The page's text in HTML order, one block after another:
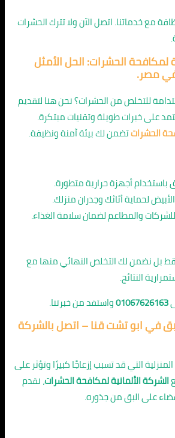
مع خدماتنا. اتصل الآن ولا تترك الحشرات
لمكافحة الحشرات: الحل الأمثل
مصر.
للتخلص من الحشرات؟ نحن هنا لتقديم
على خبرات طويلة وتقنيات مبتكرة.
الحشراتتضمن لك بيئة آمنة ونظيفة.
باستخدام أجهزة حرارية متطورة.
لحماية أثاثك وجدران منزلك.
والمطاعم لضمان سلامة الغذاء.
بل نضمن لك التخلص النهائي منها مع
النتائج.
01067626163واستفد من خبرتنا.
في ابو تشت قنا– اتصل بالشركة
التي قد تسبب إزعاجًا كبيرًا وتؤثر على
الشركة الألمانية لمكافحة الحشرات، نقدم
على البق من جذوره.